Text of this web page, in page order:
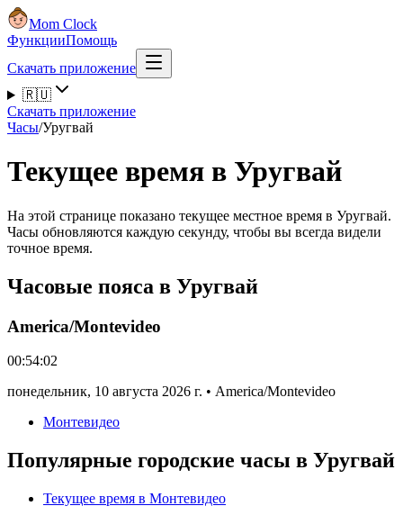
Mom Clock
ФункцииПомощь
Скачать приложение
🇷🇺
Скачать приложение
Часы/Уругвай
Текущее время в Уругвай
На этой странице показано текущее местное время в Уругвай.
Часы обновляются каждую секунду, чтобы вы всегда видели
точное время.
Часовые пояса в Уругвай
America/Montevideo
00:54:02
понедельник, 10 августа 2026 г. • America/Montevideo
Монтевидео
Популярные городские часы в Уругвай
Текущее время в Монтевидео